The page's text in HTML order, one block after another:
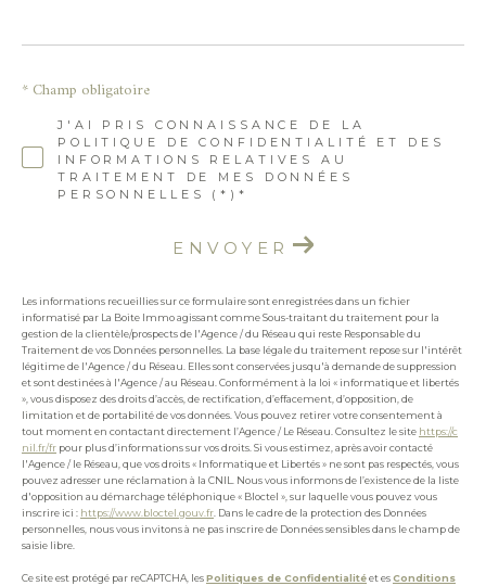
J'AI PRIS CONNAISSANCE DE LA
POLITIQUE DE CONFIDENTIALITÉ ET DES
INFORMATIONS RELATIVES AU
TRAITEMENT DE MES DONNÉES
PERSONNELLES (*)*
* Champ obligatoire
ENVOYER
Les informations recueillies sur ce formulaire sont enregistrées dans un fichier
informatisé par La Boite Immo agissant comme Sous-traitant du traitement pour la
gestion de la clientèle/prospects de l'Agence / du Réseau qui reste Responsable du
Traitement de vos Données personnelles. La base légale du traitement repose sur l'intérêt
légitime de l'Agence / du Réseau. Elles sont conservées jusqu'à demande de suppression
et sont destinées à l'Agence / au Réseau. Conformément à la loi « informatique et libertés
», vous disposez des droits d’accès, de rectification, d’effacement, d’opposition, de
limitation et de portabilité de vos données. Vous pouvez retirer votre consentement à
tout moment en contactant directement l’Agence / Le Réseau. Consultez le site https://c
nil.fr/fr pour plus d’informations sur vos droits. Si vous estimez, après avoir contacté
l'Agence / le Réseau, que vos droits « Informatique et Libertés » ne sont pas respectés, vous
pouvez adresser une réclamation à la CNIL. Nous vous informons de l’existence de la liste
d'opposition au démarchage téléphonique « Bloctel », sur laquelle vous pouvez vous
inscrire ici : https://www.bloctel.gouv.fr. Dans le cadre de la protection des Données
personnelles, nous vous invitons à ne pas inscrire de Données sensibles dans le champ de
saisie libre.
Ce site est protégé par reCAPTCHA, lesPolitiques de Confidentialitéet esConditions